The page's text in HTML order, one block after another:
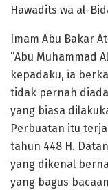
Hawadits wa al-
Imam Abu Bakar
”Abu Muhammad
kepadaku, ia
tidak pernah
yang biasa
Perbuatan itu
tahun 448 H.
yang dikenal
yang bagus